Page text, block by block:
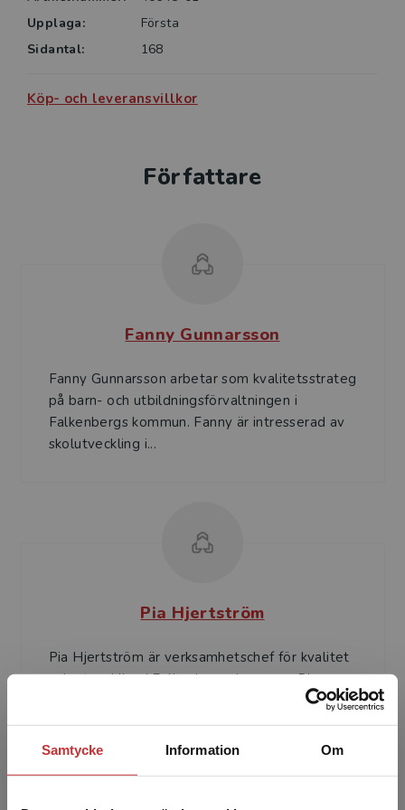
Samtycke Information Om
beslutsfattare och andra som vill fördjupa sig på
området.
Upplaga:
Första
Sidantal:
168
Köp- och leveransvillkor
Författare
Fanny Gunnarsson
Fanny Gunnarsson arbetar som kvalitetsstrateg
på barn- och utbildningsförvaltningen i
Falkenbergs kommun. Fanny är intresserad av
skol­utveckling i...
Pia Hjertström
Pia Hjertström är verksamhetschef för kvalitet
och utveckling i Falkenbergs kommun. Pias
skolutvecklingsintresse rör undervisning och
hur en förbät...